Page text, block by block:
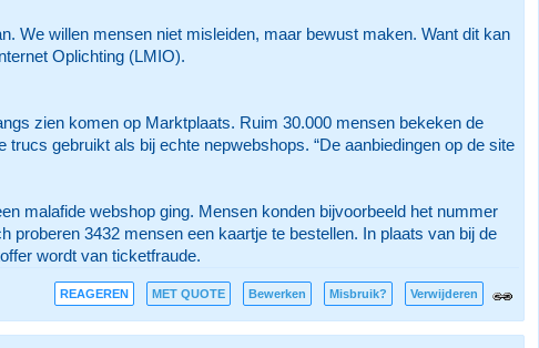
We willen mensen niet misleiden, maar bewust maken. Want dit kan
Oplichting (LMIO).
zien komen op Marktplaats. Ruim 30.000 mensen bekeken de
gebruikt als bij echte nepwebshops. “De aanbiedingen op de site
malafide webshop ging. Mensen konden bijvoorbeeld het nummer
3432 mensen een kaartje te bestellen. In plaats van bij de
wordt van ticketfraude.
REAGEREN MET QUOTE Bewerken Misbruik? Verwijderen